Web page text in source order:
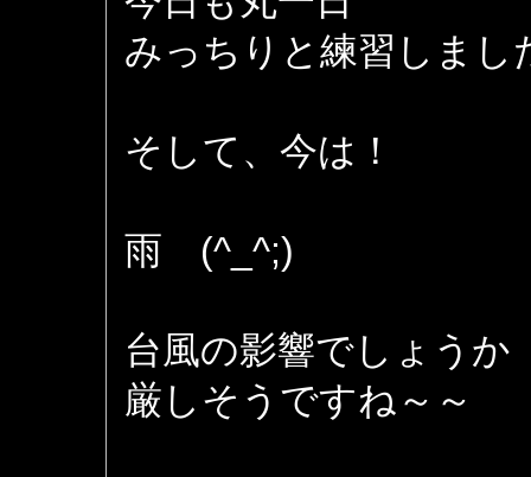
みっちりと練習しまし
そして、今は！
雨 (^_^;)
台風の影響でしょうか
厳しそうですね～～